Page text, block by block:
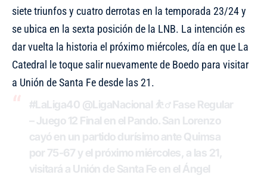
siete triunfos y cuatro derrotas en la temporada 23/24 y
se ubica en la sexta posición de la LNB. La intención es
dar vuelta la historia el próximo miércoles, día en que La
Catedral le toque salir nuevamente de Boedo para visitar
a Unión de Santa Fe desde las 21.
#LaLiga40 @LigaNacional ⛹️‍♂️ Fase Regular
– Juego 12 Final en el Pando. San Lorenzo
cayó en un partido durísimo ante Quimsa
por 75-67 y el próximo miércoles, a las 21,
visitará a Unión de Santa Fe en el Ángel